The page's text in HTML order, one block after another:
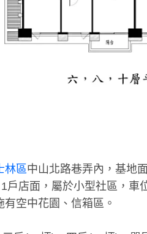
林區中山北路巷弄內，基地
戶店面，屬於小型社區，
空中花園、信箱區。